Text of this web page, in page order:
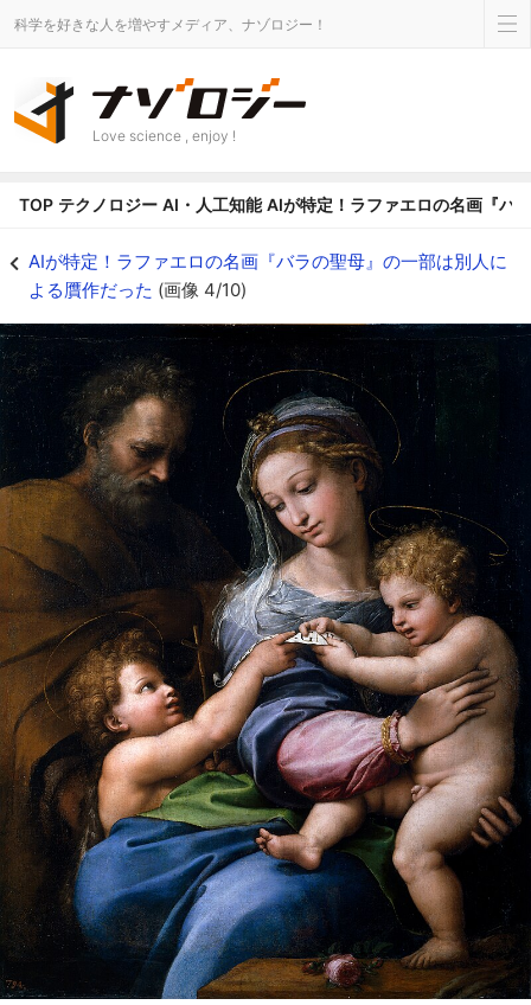
科学を好きな人を増やすメディア、ナゾロジー！
Love science , enjoy !
TOP テクノロジー AI・人工知能 AIが特定！ラファエロの名画『バ
AIが特定！ラファエロの名画『バラの聖母』の一部は別人に
よる贋作だった (画像 4/10)